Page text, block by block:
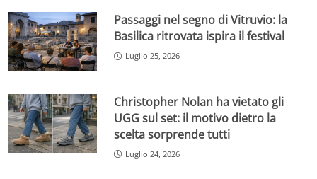
Passaggi nel segno di Vitruvio: la
Basilica ritrovata ispira il festival
Luglio 25, 2026
Christopher Nolan ha vietato gli
UGG sul set: il motivo dietro la
scelta sorprende tutti
Luglio 24, 2026